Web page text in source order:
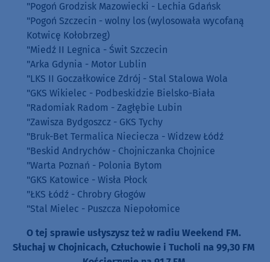
"Pogoń Grodzisk Mazowiecki - Lechia Gdańsk
"Pogoń Szczecin - wolny los (wylosowała wycofaną
Kotwicę Kołobrzeg)
"Miedź II Legnica - Świt Szczecin
"Arka Gdynia - Motor Lublin
"LKS II Goczałkowice Zdrój - Stal Stalowa Wola
"GKS Wikielec - Podbeskidzie Bielsko-Biała
"Radomiak Radom - Zagłębie Lubin
"Zawisza Bydgoszcz - GKS Tychy
"Bruk-Bet Termalica Nieciecza - Widzew Łódź
"Beskid Andrychów - Chojniczanka Chojnice
"Warta Poznań - Polonia Bytom
"GKS Katowice - Wisła Płock
"ŁKS Łódź - Chrobry Głogów
"Stal Mielec - Puszcza Niepołomice
O tej sprawie usłyszysz też w radiu Weekend FM.
Słuchaj w Chojnicach, Człuchowie i Tucholi na 99,30 FM